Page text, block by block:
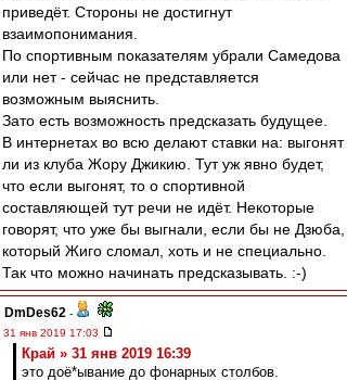
приведёт. Стороны не достигнут
взаимопонимания.
По спортивным показателям убрали Самедова
или нет - сейчас не представляется
возможным выяснить.
Зато есть возможность предсказать будущее.
В интернетах во всю делают ставки на: выгонят
ли из клуба Жору Джикию. Тут уж явно будет,
что если выгонят, то о спортивной
составляющей тут речи не идёт. Некоторые
говорят, что уже бы выгнали, если бы не Дзюба,
который Жиго сломал, хоть и не специально.
Так что можно начинать предсказывать. :-)
DmDes62 -
31 янв 2019 17:03
Край » 31 янв 2019 16:39
это доё*ывание до фонарных столбов.